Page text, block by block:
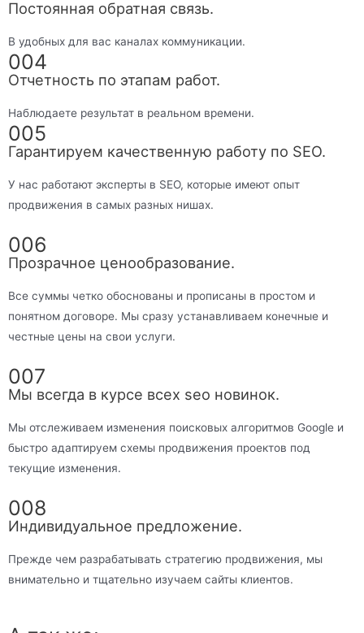
Постоянная обратная связь.
В удобных для вас каналах коммуникации.
004
Отчетность по этапам работ.
Наблюдаете результат в реальном времени.
005
Гарантируем качественную работу по SEO.
У нас работают эксперты в SEO, которые имеют опыт
продвижения в самых разных нишах.
006
Прозрачное ценообразование.
Все суммы четко обоснованы и прописаны в простом и
понятном договоре. Мы сразу устанавливаем конечные и
честные цены на свои услуги.
007
Мы всегда в курсе всех seo новинок.
Мы отслеживаем изменения поисковых алгоритмов Google и
быстро адаптируем схемы продвижения проектов под
текущие изменения.
008
Индивидуальное предложение.
Прежде чем разрабатывать стратегию продвижения, мы
внимательно и тщательно изучаем сайты клиентов.